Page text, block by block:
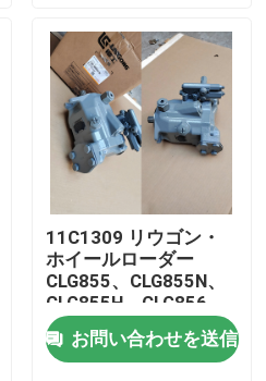
CLG870H、CLG888、
CLG890H用のトランス
ミッション制御ユニッ
11C1309 リウゴン・
ホイールローダー
CLG855、CLG855N、
CLG855H、CLG856、
CLG850H、CLG860H
用の冷却ポンプアシ
お問い合わせを送信